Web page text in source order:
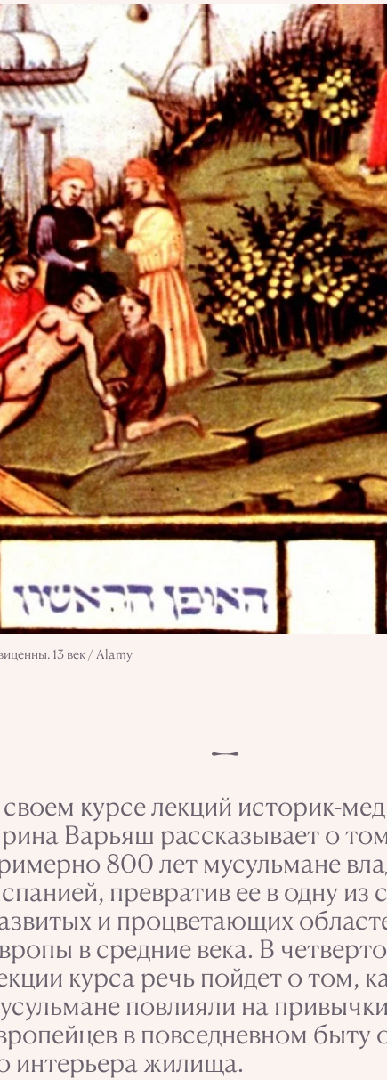
13 век / Alamy
курсе лекций историк-
Варьяш рассказывает о
800 лет мусульмане
превратив ее в одну из
и процветающих
в средние века. В
курса речь пойдет о том,
повлияли на привычки
в повседневном быту
интерьера жилища.